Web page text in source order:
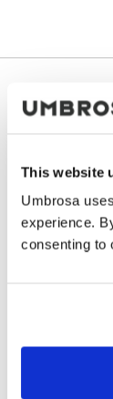
This website
Umbrosa
experience.
consenting to